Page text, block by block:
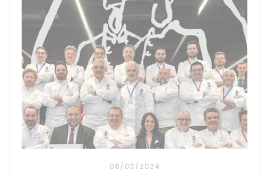
08/03/2024